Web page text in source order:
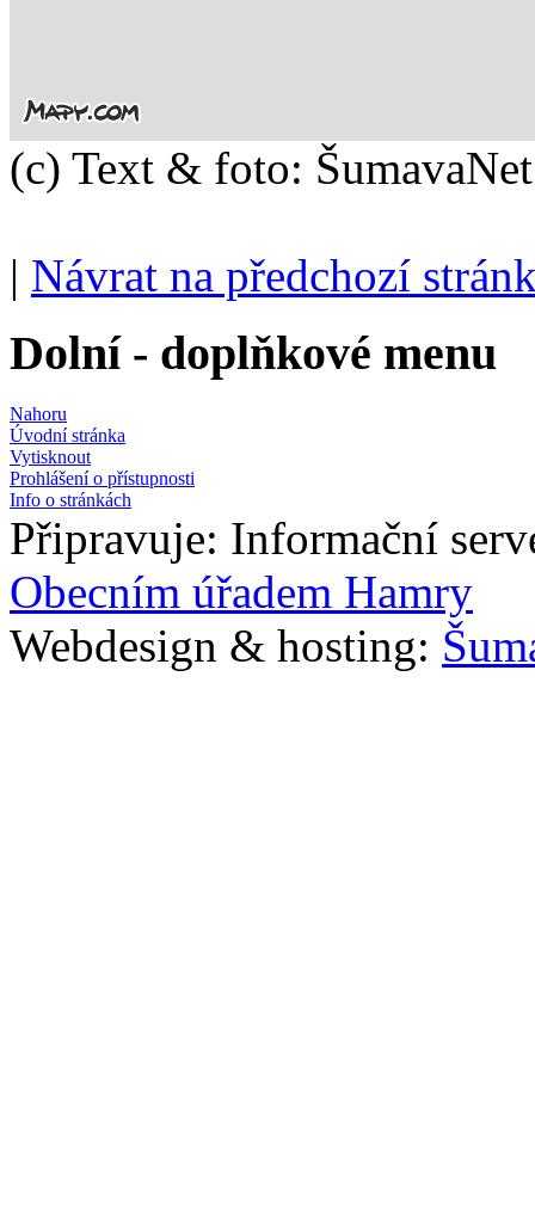
(c) Text & foto:
| Návrat na předchozí
Dolní - doplňkové menu
Nahoru
Úvodní stránka
Vytisknout
Prohlášení o přístupnosti
Info o stránkách
Připravuje: Informační
Obecním úřadem Hamry
Webdesign & hosting: